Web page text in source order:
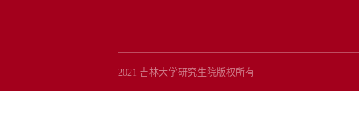
2021 吉林大学研究生院版权所有